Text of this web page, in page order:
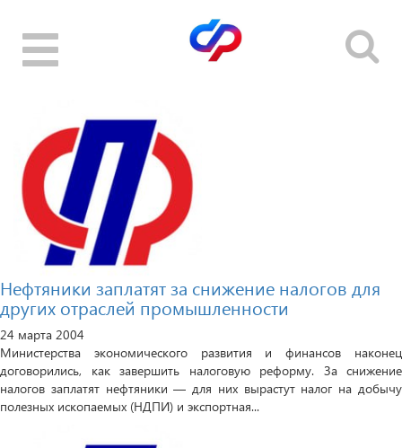
Toggle
navigation
Нефтяники заплатят за снижение налогов для
других отраслей промышленности
24 марта 2004
Министерства экономического развития и финансов наконец
договорились, как завершить налоговую реформу. За снижение
налогов заплатят нефтяники — для них вырастут налог на добычу
полезных ископаемых (НДПИ) и экспортная...